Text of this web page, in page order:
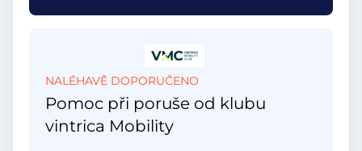
NALÉHAVĚ DOPORUČENO
Pomoc při poruše od klubu
vintrica Mobility